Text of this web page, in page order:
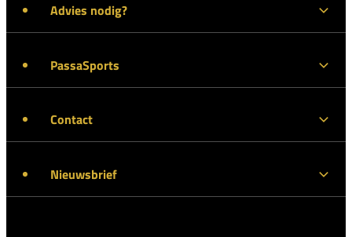
Advies nodig?
PassaSports
Contact
Nieuwsbrief